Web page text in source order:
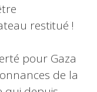
restitué !
pour Gaza
de la